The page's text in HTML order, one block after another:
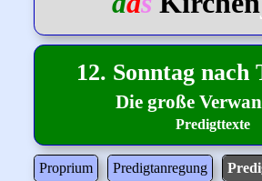
12. Sonntag
Die große
Predigttexte
Proprium Predigtanregung